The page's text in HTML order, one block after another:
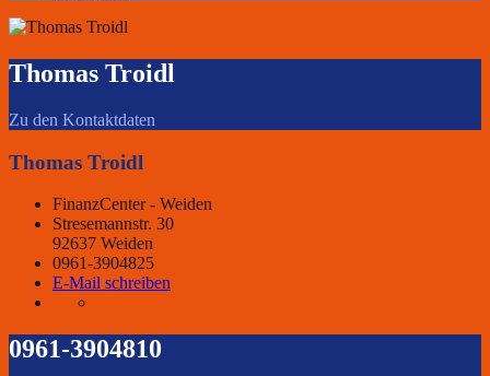
Thomas Troidl
Zu den Kontaktdaten
Thomas Troidl
FinanzCenter - Weiden
Stresemannstr. 30
92637 Weiden
0961-3904825
E-Mail schreiben
0961-3904810